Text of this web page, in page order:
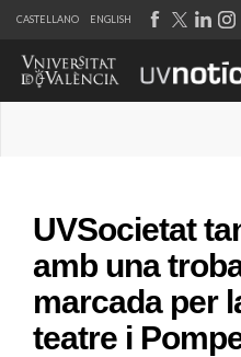
CASTELLANO ENGLISH
UVSocietat
amb una
marcada per
teatre i